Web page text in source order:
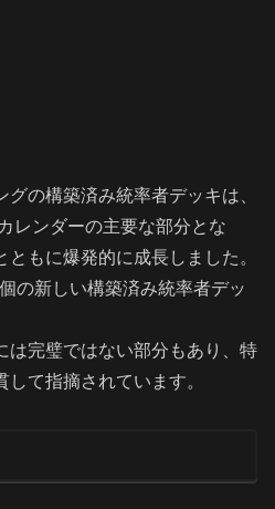
の構築済み統率者デッキは、
レンダーの主要な部分とな
もに爆発的に成長しました。
の新しい構築済み統率者デッ
は完璧ではない部分もあり、特
て指摘されています。